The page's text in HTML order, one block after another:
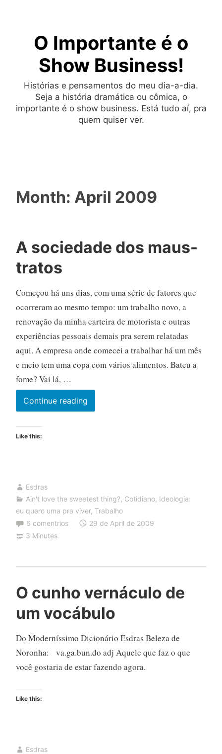
O Importante é o
Show Business!
Histórias e pensamentos do meu dia-a-dia.
Seja a história dramática ou cômica, o
importante é o show business. Está tudo aí, pra
quem quiser ver.
Month: April 2009
A sociedade dos maus-
tratos
Começou há uns dias, com uma série de fatores que
ocorreram ao mesmo tempo: um trabalho novo, a
renovação da minha carteira de motorista e outras
experiências pessoais demais pra serem relatadas
aqui. A empresa onde comecei a trabalhar há um mês
e meio tem uma copa com vários alimentos. Bateu a
fome? Vai lá, …
Continue readingA
sociedade
Like this:
Esdras
Ain't love the sweetest thing?, Cotidiano, Ideologia:
eu quero uma pra viver, Trabalho
6 comentrios
29 de April de 2009
3 Minutes
O cunho vernáculo de
um vocábulo
Do Moderníssimo Dicionário Esdras Beleza de
Noronha: va.ga.bun.do adj Aquele que faz o que
você gostaria de estar fazendo agora.
Like this:
Esdras